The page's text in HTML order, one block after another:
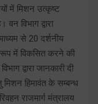
में मिशन उत्कृष्ट
विभाग द्वारा
से 20 दर्शनीय
रूप में विकसित करने की
द्वारा जानकारी दी
हिमावंत के सम्बन्ध
राजमार्ग मंत्रालय